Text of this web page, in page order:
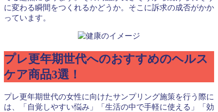
に変わる瞬間をつくれるかどうか。そこに訴求の成否がかか
っています。
プレ更年期世代へのおすすめのヘルス
ケア商品3選！
プレ更年期世代の女性に向けたサンプリング施策を行う際に
は、「自覚しやすい悩み」「生活の中で手軽に使える」「効